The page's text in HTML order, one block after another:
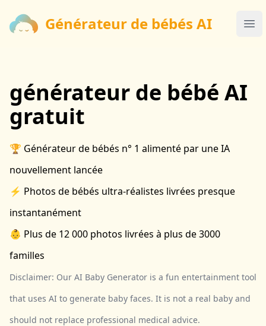
Générateur de bébés AI
Générateur de bébés AI
générateur de bébé AI
gratuit
🏆 Générateur de bébés n° 1 alimenté par une IA
nouvellement lancée
⚡️ Photos de bébés ultra-réalistes livrées presque
instantanément
👶 Plus de 12 000 photos livrées à plus de 3000
familles
Disclaimer: Our AI Baby Generator is a fun entertainment tool
that uses AI to generate baby faces. It is not a real baby and
should not replace professional medical advice.